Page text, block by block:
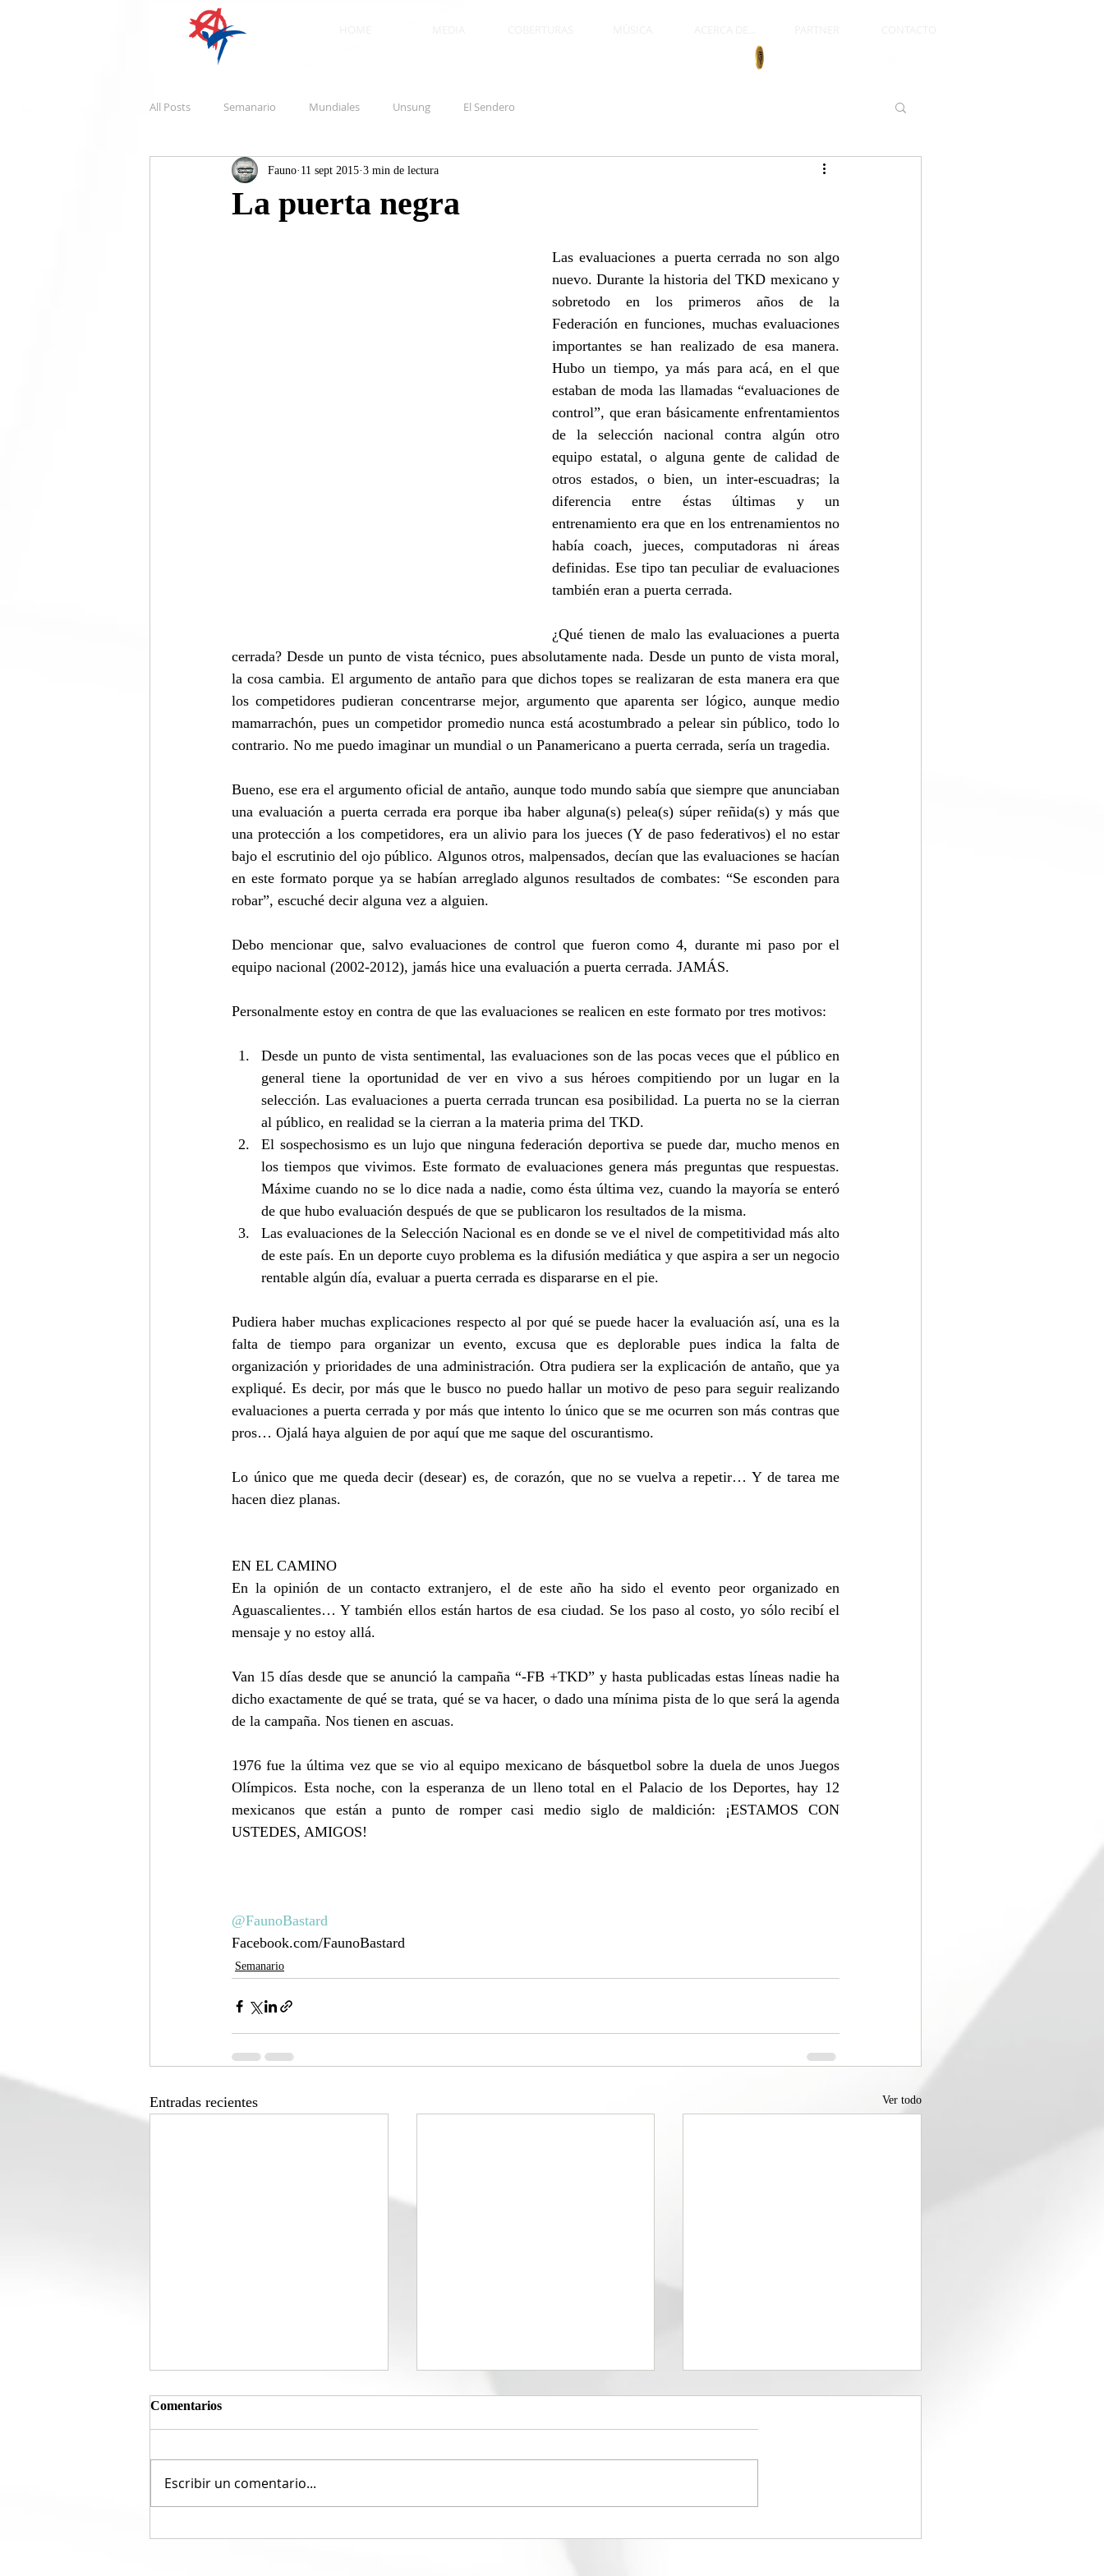
All Posts Semanario Mundiales Unsung El Sendero
La puerta negra
Fauno 11 sept 2015 3 min de lectura
Las evaluaciones a puerta cerrada no son algo
nuevo. Durante la historia del TKD mexicano y
sobretodo en los primeros años de la
Federación en funciones, muchas evaluaciones
importantes se han realizado de esa manera.
Hubo un tiempo, ya más para acá, en el que
estaban de moda las llamadas “evaluaciones de
control”, que eran básicamente enfrentamientos
de la selección nacional contra algún otro
equipo estatal, o alguna gente de calidad de
otros estados, o bien, un inter-escuadras; la
diferencia entre éstas últimas y un
entrenamiento era que en los entrenamientos no
había coach, jueces, computadoras ni áreas
definidas. Ese tipo tan peculiar de evaluaciones
también eran a puerta cerrada.
¿Qué tienen de malo las evaluaciones a puerta
cerrada? Desde un punto de vista técnico, pues absolutamente nada. Desde un punto de vista moral,
la cosa cambia. El argumento de antaño para que dichos topes se realizaran de esta manera era que
los competidores pudieran concentrarse mejor, argumento que aparenta ser lógico, aunque medio
mamarrachón, pues un competidor promedio nunca está acostumbrado a pelear sin público, todo lo
contrario. No me puedo imaginar un mundial o un Panamericano a puerta cerrada, sería un tragedia.
Bueno, ese era el argumento oficial de antaño, aunque todo mundo sabía que siempre que anunciaban
una evaluación a puerta cerrada era porque iba haber alguna(s) pelea(s) súper reñida(s) y más que
una protección a los competidores, era un alivio para los jueces (Y de paso federativos) el no estar
bajo el escrutinio del ojo público. Algunos otros, malpensados, decían que las evaluaciones se hacían
en este formato porque ya se habían arreglado algunos resultados de combates: “Se esconden para
robar”, escuché decir alguna vez a alguien.
Debo mencionar que, salvo evaluaciones de control que fueron como 4, durante mi paso por el
equipo nacional (2002-2012), jamás hice una evaluación a puerta cerrada. JAMÁS.
Personalmente estoy en contra de que las evaluaciones se realicen en este formato por tres motivos:
Desde un punto de vista sentimental, las evaluaciones son de las pocas veces que el público en
general tiene la oportunidad de ver en vivo a sus héroes compitiendo por un lugar en la
selección. Las evaluaciones a puerta cerrada truncan esa posibilidad. La puerta no se la cierran
al público, en realidad se la cierran a la materia prima del TKD.
El sospechosismo es un lujo que ninguna federación deportiva se puede dar, mucho menos en
los tiempos que vivimos. Este formato de evaluaciones genera más preguntas que respuestas.
Máxime cuando no se lo dice nada a nadie, como ésta última vez, cuando la mayoría se enteró
de que hubo evaluación después de que se publicaron los resultados de la misma.
Las evaluaciones de la Selección Nacional es en donde se ve el nivel de competitividad más alto
de este país. En un deporte cuyo problema es la difusión mediática y que aspira a ser un negocio
rentable algún día, evaluar a puerta cerrada es dispararse en el pie.
Pudiera haber muchas explicaciones respecto al por qué se puede hacer la evaluación así, una es la
falta de tiempo para organizar un evento, excusa que es deplorable pues indica la falta de
organización y prioridades de una administración. Otra pudiera ser la explicación de antaño, que ya
expliqué. Es decir, por más que le busco no puedo hallar un motivo de peso para seguir realizando
evaluaciones a puerta cerrada y por más que intento lo único que se me ocurren son más contras que
pros… Ojalá haya alguien de por aquí que me saque del oscurantismo.
Lo único que me queda decir (desear) es, de corazón, que no se vuelva a repetir… Y de tarea me
hacen diez planas.
EN EL CAMINO
En la opinión de un contacto extranjero, el de este año ha sido el evento peor organizado en
Aguascalientes… Y también ellos están hartos de esa ciudad. Se los paso al costo, yo sólo recibí el
mensaje y no estoy allá.
Van 15 días desde que se anunció la campaña “-FB +TKD” y hasta publicadas estas líneas nadie ha
dicho exactamente de qué se trata, qué se va hacer, o dado una mínima pista de lo que será la agenda
de la campaña. Nos tienen en ascuas.
1976 fue la última vez que se vio al equipo mexicano de básquetbol sobre la duela de unos Juegos
Olímpicos. Esta noche, con la esperanza de un lleno total en el Palacio de los Deportes, hay 12
mexicanos que están a punto de romper casi medio siglo de maldición: ¡ESTAMOS CON
USTEDES, AMIGOS!
@FaunoBastard
Facebook.com/FaunoBastard
Semanario
Entradas recientes Ver todo
El nuevo enemigo público Maquillaje institucional
Comentarios
Escribir un comentario...